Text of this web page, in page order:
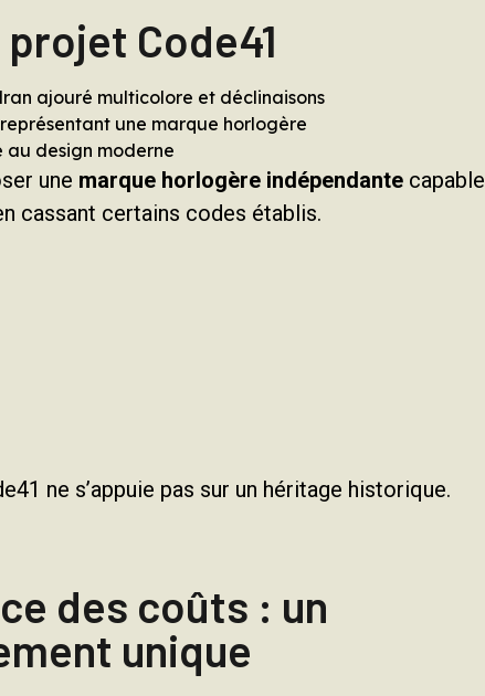
projet Code41
une marque horlogère indépendante capable
cassant certains codes établis.
ne s’appuie pas sur un héritage historique.
des coûts : un
unique